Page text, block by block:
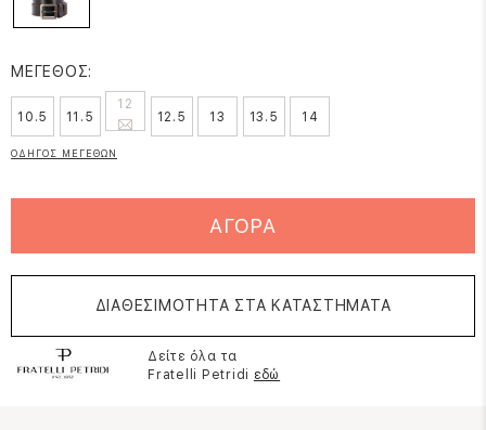
ΜΕΓΕΘΟΣ:
10.5 11.5
12
12.5
13 13.5 14
ΟΔΗΓΟΣ ΜΕΓΕΘΩΝ
ΑΓΟΡΑ
ΔΙΑΘΕΣΙΜΟΤΗΤΑ ΣΤΑ ΚΑΤΑΣΤΗΜΑΤΑ
Δείτε όλα τα
Fratelli Petridi εδώ